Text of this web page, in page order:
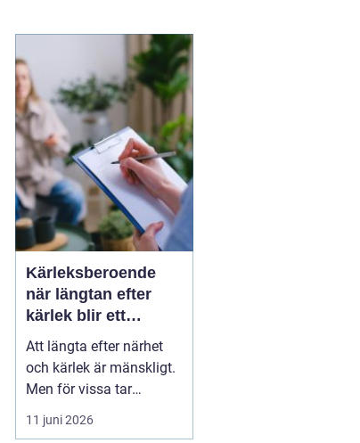
kring barnhälsa och
graviditet. När vården
samlas under ett tak blir
vägen mellan olika
mottagningar kortare...
Kärleksberoende
när längtan efter
kärlek blir ett
beroende
Att längta efter närhet
och kärlek är mänskligt.
Men för vissa tar
längtan över helt.
Relationer, förälskelser
11 juni 2026